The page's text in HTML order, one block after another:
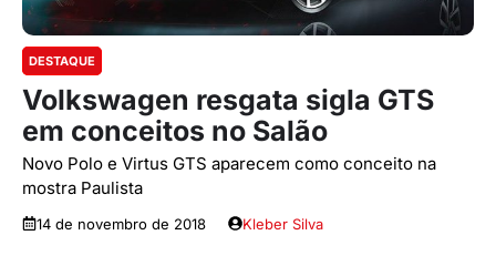
DESTAQUE
Volkswagen resgata sigla GTS
em conceitos no Salão
Novo Polo e Virtus GTS aparecem como conceito na
mostra Paulista
14 de novembro de 2018 Kleber Silva